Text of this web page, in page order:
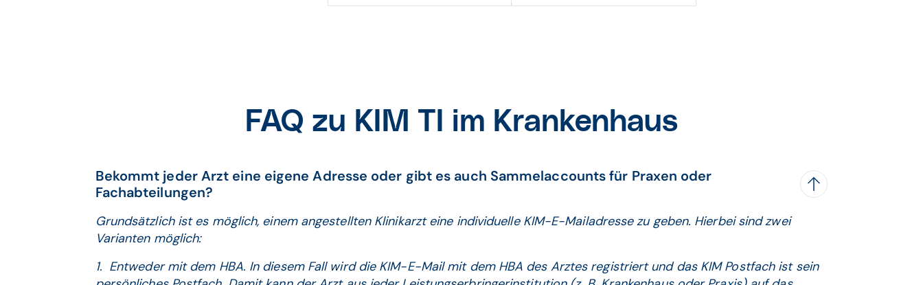
FAQ zu KIM TI im Krankenhaus
Bekommt jeder Arzt eine eigene Adresse oder gibt es auch Sammelaccounts für Praxen oder
Fachabteilungen?
Grundsätzlich ist es möglich, einem angestellten Klinikarzt eine individuelle KIM-E-Mailadresse zu geben. Hierbei sind zwei
Varianten möglich:
1. Entweder mit dem HBA. In diesem Fall wird die KIM-E-Mail mit dem HBA des Arztes registriert und das KIM Postfach ist sein